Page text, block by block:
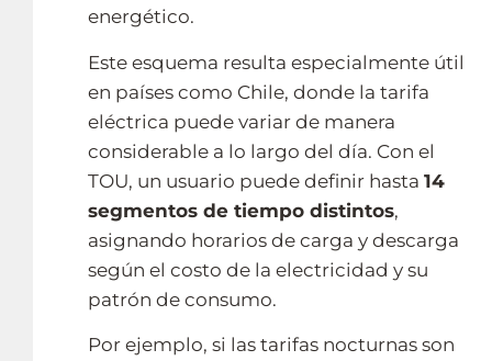
energético.
Este esquema resulta especialmente útil
en países como Chile, donde la tarifa
eléctrica puede variar de manera
considerable a lo largo del día. Con el
TOU, un usuario puede definir hasta 14
segmentos de tiempo distintos,
asignando horarios de carga y descarga
según el costo de la electricidad y su
patrón de consumo.
Por ejemplo, si las tarifas nocturnas son